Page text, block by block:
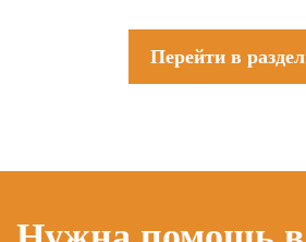
Перейти в раздел